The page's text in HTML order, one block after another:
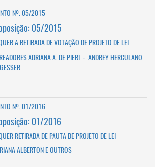
Nº. 05/2015
05/2015
A RETIRADA DE VOTAÇÃO DE PROJETO DE LEI
ADRIANA A. DE PIERI - ANDREY HERCULANO
Nº. 01/2016
01/2016
RETIRADA DE PAUTA DE PROJETO DE LEI
ALBERTON E OUTROS